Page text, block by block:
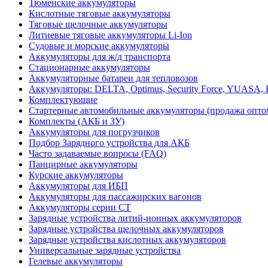
Тюменские аккумуляторы
Кислотные тяговые аккумуляторы
Тяговые щелочные аккумуляторы
Литиевые тяговые аккумуляторы Li-Ion
Судовые и морские аккумуляторы
Аккумуляторы для ж/д транспорта
Стационарные аккумуляторы
Аккумуляторные батареи для тепловозов
Аккумуляторы: DELTA, Optimus, Security Force,
Комплектующие
Стартерные автомобильные аккумуляторы (продажа
Комплекты (АКБ и ЗУ)
Аккумуляторы для погрузчиков
Подбор Зарядного устройства для АКБ
Часто задаваемые вопросы (FAQ)
Панцирные аккумуляторы
Курские аккумуляторы
Аккумуляторы для ИБП
Аккумуляторы для пассажирских вагонов
Аккумуляторы серии СТ
Зарядные устройства литий-ионных аккумуляторов
Зарядные устройства щелочных аккумуляторов
Зарядные устройства кислотных аккумуляторов
Универсальные зарядные устройства
Гелевые аккумуляторы